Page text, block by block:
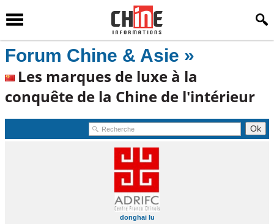
Forum Chine & Asie »
Les marques de luxe à la
conquête de la Chine de l'intérieur
donghai lu